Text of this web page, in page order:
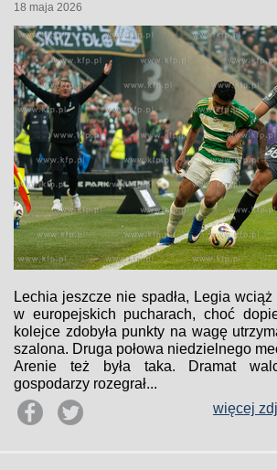
18 maja 2026
Lechia jeszcze nie spadła, Legia
w europejskich pucharach, choć
kolejce zdobyła punkty na wagę
szalona. Druga połowa niedzielnego
Arenie też była taka. Dramat
gospodarzy rozegrał...
więcej